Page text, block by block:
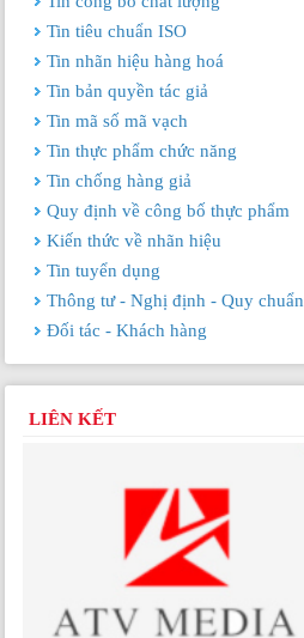
Tin tiêu chuẩn ISO
Tin nhãn hiệu hàng hoá
Tin bản quyền tác giả
Tin mã số mã vạch
Tin thực phẩm chức năng
Tin chống hàng giả
Quy định về công bố thực phẩm
Kiến thức về nhãn hiệu
Tin tuyển dụng
Thông tư - Nghị định - Quy chuẩn
Đối tác - Khách hàng
LIÊN KẾT